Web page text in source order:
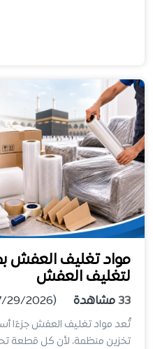
مواد تغليف العفش
لتغليف العفش
33 مشاهدة (7/29/2026)
تُعد مواد تغليف العفش جزءًا
تخزين منظمة، لأن كل قطعة